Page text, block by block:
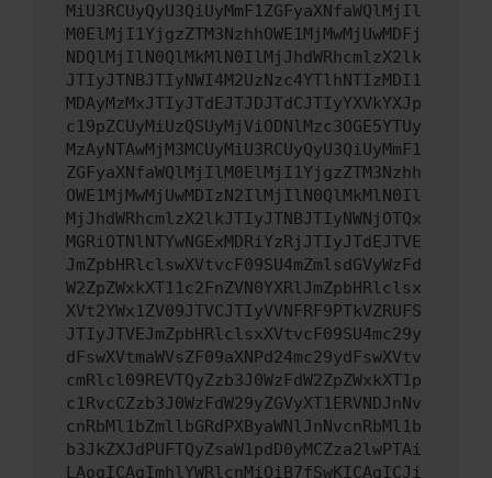
MiU3RCUyQyU3QiUyMmF1ZGFyaXNfaWQlMjIl
M0ElMjI1YjgzZTM3NzhhOWE1MjMwMjUwMDFj
NDQlMjIlN0QlMkMlN0IlMjJhdWRhcmlzX2lk
JTIyJTNBJTIyNWI4M2UzNzc4YTlhNTIzMDI1
MDAyMzMxJTIyJTdEJTJDJTdCJTIyYXVkYXJp
c19pZCUyMiUzQSUyMjViODNlMzc3OGE5YTUy
MzAyNTAwMjM3MCUyMiU3RCUyQyU3QiUyMmF1
ZGFyaXNfaWQlMjIlM0ElMjI1YjgzZTM3Nzhh
OWE1MjMwMjUwMDIzN2IlMjIlN0QlMkMlN0Il
MjJhdWRhcmlzX2lkJTIyJTNBJTIyNWNjOTQx
MGRiOTNlNTYwNGExMDRiYzRjJTIyJTdEJTVE
JmZpbHRlclswXVtvcF09SU4mZmlsdGVyWzFd
W2ZpZWxkXT11c2FnZVN0YXRlJmZpbHRlclsx
XVt2YWx1ZV09JTVCJTIyVVNFRF9PTkVZRUFS
JTIyJTVEJmZpbHRlclsxXVtvcF09SU4mc29y
dFswXVtmaWVsZF09aXNPd24mc29ydFswXVtv
cmRlcl09REVTQyZzb3J0WzFdW2ZpZWxkXT1p
c1RvcCZzb3J0WzFdW29yZGVyXT1ERVNDJnNv
cnRbMl1bZmllbGRdPXByaWNlJnNvcnRbMl1b
b3JkZXJdPUFTQyZsaW1pdD0yMCZza2lwPTAi
LAogICAgImhlYWRlcnMiOiB7fSwKICAgICJi